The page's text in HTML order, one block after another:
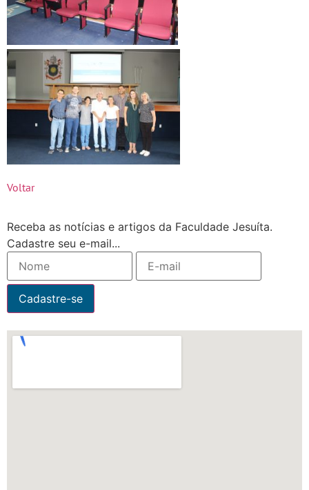
Voltar
Receba as notícias e artigos da Faculdade Jesuíta.
Cadastre seu e-mail...